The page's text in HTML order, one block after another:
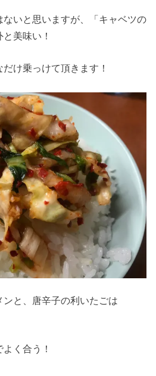
いと思いますが、「キャベツの
美味い！
け乗っけて頂きます！
と、唐辛子の利いたごは
く合う！